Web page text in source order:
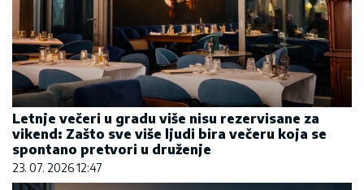
Letnje večeri u gradu više nisu rezervisane za
vikend: Zašto sve više ljudi bira večeru koja se
spontano pretvori u druženje
23. 07. 2026 12:47